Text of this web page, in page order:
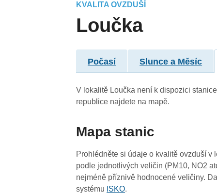
KVALITA OVZDUŠÍ
Loučka
Počasí Slunce a Měsíc
V lokalitě Loučka není k dispozici
republice najdete na mapě.
Mapa stanic
Prohlédněte si údaje o kvalitě ovzduší
podle jednotlivých veličin (PM10, NO2
nejméně příznivě hodnocené veličiny.
systému ISKO.